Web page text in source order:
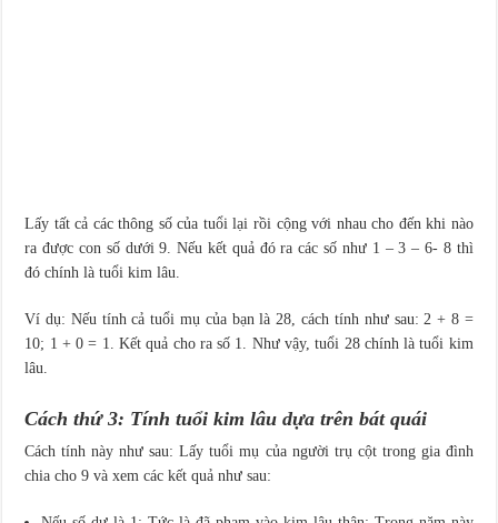
Lấy tất cả các thông số của tuổi lại rồi cộng với nhau cho đến khi nào
ra được con số dưới 9. Nếu kết quả đó ra các số như 1 – 3 – 6- 8 thì
đó chính là tuổi kim lâu.
Ví dụ: Nếu tính cả tuổi mụ của bạn là 28, cách tính như sau: 2 + 8 =
10; 1 + 0 = 1. Kết quả cho ra số 1. Như vậy, tuổi 28 chính là tuổi kim
lâu.
Cách thứ 3: Tính tuổi kim lâu dựa trên bát quái
Cách tính này như sau: Lấy tuổi mụ của người trụ cột trong gia đình
chia cho 9 và xem các kết quả như sau: